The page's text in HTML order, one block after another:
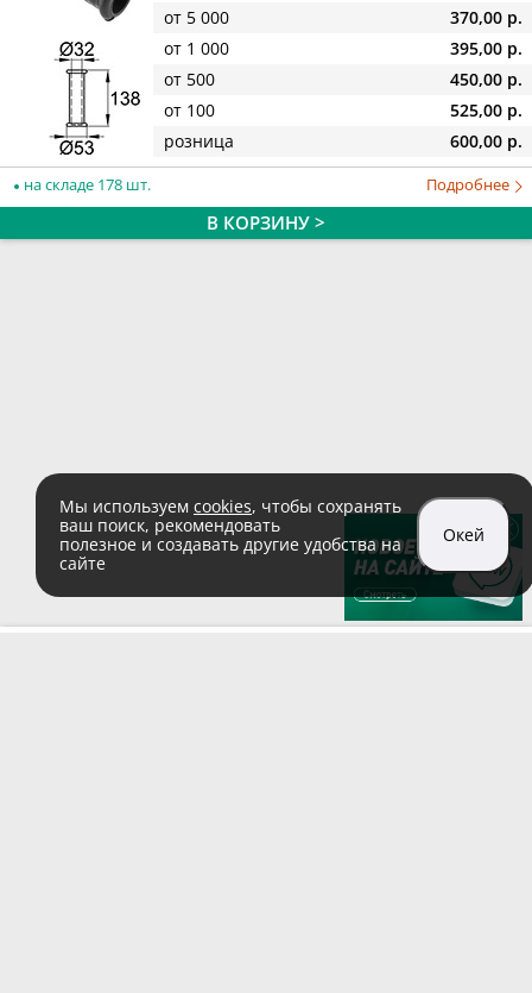
от 5 000
370,00 р.
от 1 000
395,00 р.
от 500
450,00 р.
от 100
525,00 р.
розница
600,00 р.
на складе 178 шт. Подробнее
В КОРЗИНУ >
Мы используем cookies, чтобы сохранять
ваш поиск, рекомендовать
полезное и создавать другие удобства на
сайте
Окей